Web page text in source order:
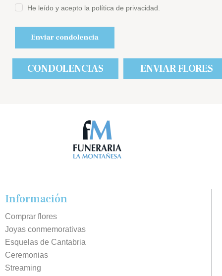
He leído y acepto la política de privacidad.
CONDOLENCIAS ENVIAR FLORES
Información
Comprar flores
Joyas conmemorativas
Esquelas de Cantabria
Ceremonias
Streaming